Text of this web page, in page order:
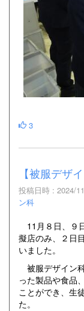
3
【被服デザ
投稿日時 : 2024/
ン科
11月８日、９
擬店のみ、２日
いました。
被服デザイン
った製品や食品
ことができ、生
た。